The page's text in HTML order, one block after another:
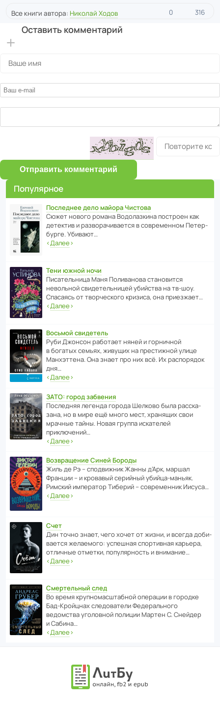
Все книги автора: Николай Ходов 0 316
Оставить комментарий
Отправить комментарий
Популярное
Последнее дело майора Чистова
Сюжет нового романа Водо­ла­з­кина пост­роен как
дете­ктив и разво­ра­чи­ва­ется в совре­менном Пете­р­
бурге. Убивают…
‹Далее›
Тени южной ночи
Писа­тель­ница Маня Поли­ва­нова стано­вится
невольной свиде­тель­ницей убийства на тв-шоу.
Спасаясь от твор­че­с­кого кризиса, она приезжает…
‹Далее›
Восьмой свидетель
Руби Джонсон рабо­тает няней и горни­чной
в богатых семьях, живущих на прес­ти­жной улице
Манх­эт­тена. Она знает про них всё. Их распо­рядок
дня…
‹Далее›
ЗАТО: город забвения
После­дняя легенда города Шелково была расска­
зана, но в мире ещё много мест, хранящих свои
мрачные тайны. Новая группа иска­телей
приключений…
‹Далее›
Возвращение Синей Бороды
Жиль де Рэ – спод­ви­жник Жанны д’Арк, маршал
Франции – и кровавый серийный убийца-маньяк.
Римский импе­ратор Тиберий – совре­менник Иисуса…
‹Далее›
Счет
Дин точно знает, чего хочет от жизни, и всегда доби­
ва­ется жела­е­мого: успе­шная спор­ти­вная карьера,
отли­чные отметки, попу­ля­р­ность и внимание…
‹Далее›
Смертельный след
Во время круп­но­мас­ш­та­бной операции в городке
Бад‑Крой­цнах следо­ва­тели Феде­раль­ного
ведомства уголо­вной полиции Мартен С. Снейдер
и Сабина…
‹Далее›